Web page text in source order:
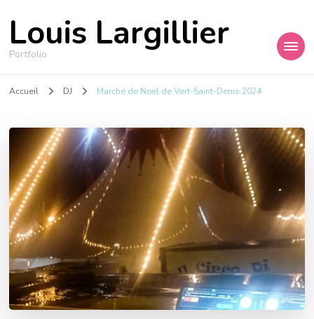
Louis Largillier
Portfolio
Accueil DJ Marché de Noël de Vert-Saint-Denis 2024